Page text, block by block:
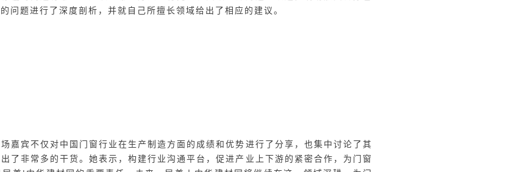
人&高级工程师&一级建造师潘清溪女士、好博窗控智能化事业部总经理梁辉上台进